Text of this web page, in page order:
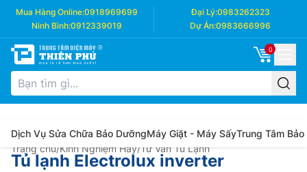
Mua Hàng Online:0918969699 Đại Lý:0983262323
Ninh Bình:0912339019 Dự Án:0983666996
0
Dịch Vụ Sửa Chữa Bảo DưỡngMáy Giặt - Máy SấyTrung Tâm Bảo
Trang chủ/Kinh Nghiệm Hay/Tư Vấn Tủ Lạnh
Tủ lạnh Electrolux inverter